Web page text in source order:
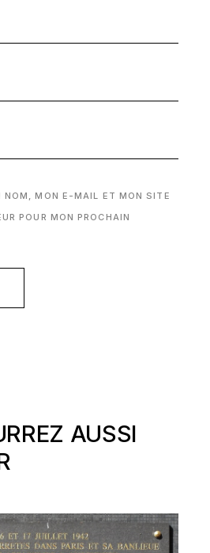
NOM, MON E-MAIL ET MON SITE
POUR MON PROCHAIN
AUSSI